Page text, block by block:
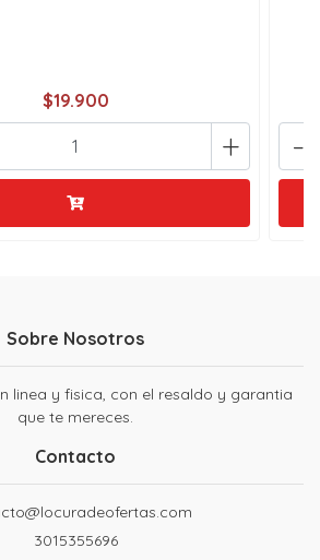
$19.900
+ -
Sobre Nosotros
linea y fisica, con el resaldo y garantia
que te mereces.
Contacto
3015355696